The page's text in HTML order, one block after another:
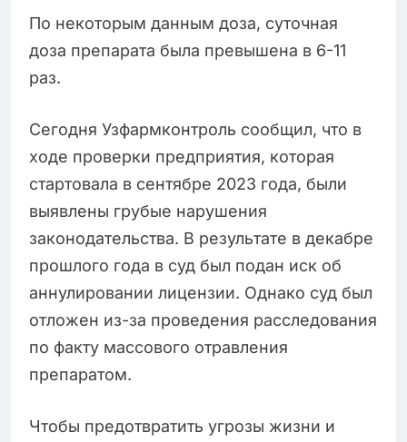
По некоторым данным доза, суточная
доза препарата была превышена в 6-11
раз.
Сегодня Узфармконтроль сообщил, что в
ходе проверки предприятия, которая
стартовала в сентябре 2023 года, были
выявлены грубые нарушения
законодательства. В результате в декабре
прошлого года в суд был подан иск об
аннулировании лицензии. Однако суд был
отложен из-за проведения расследования
по факту массового отравления
препаратом.
Чтобы предотвратить угрозы жизни и